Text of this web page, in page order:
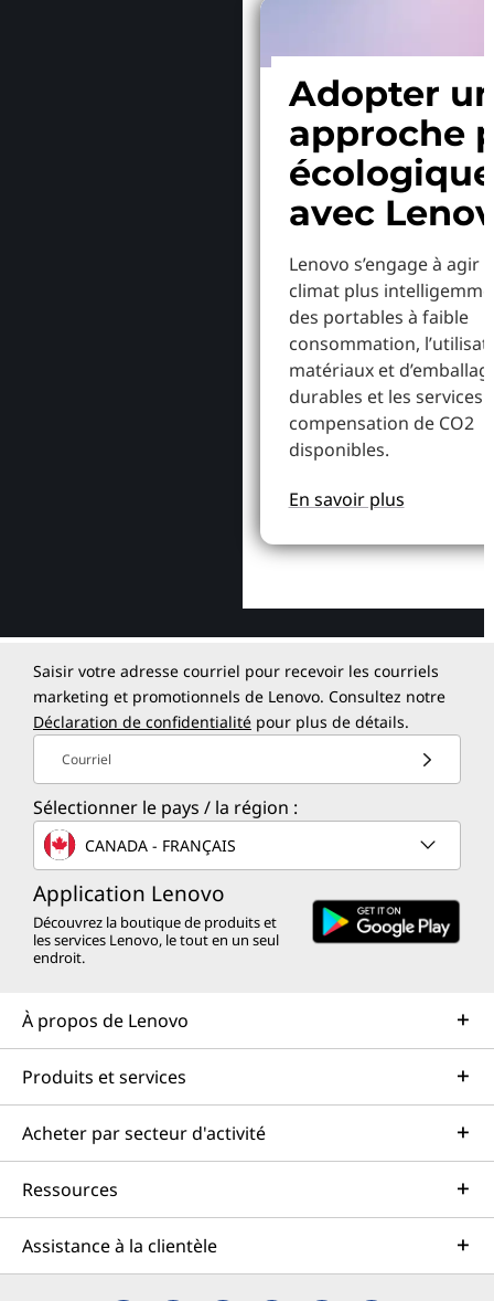
Adopter
approche
écologique
avec
Lenovo s’engage à agir
climat plus
des portables à faible
consommation,
matériaux et
durables et les services
compensation de CO2
disponibles.
En savoir plus
Saisir votre adresse courriel pour recevoir les courriels
marketing et promotionnels de Lenovo. Consultez notre
Déclaration de confidentialité pour plus de détails.
Courriel
Sélectionner le pays / la région :
CANADA - FRANÇAIS
Application Lenovo
Découvrez la boutique de produits et
les services Lenovo, le tout en un seul
endroit.
À propos de Lenovo
Produits et services
Acheter par secteur d'activité
Ressources
Assistance à la clientèle